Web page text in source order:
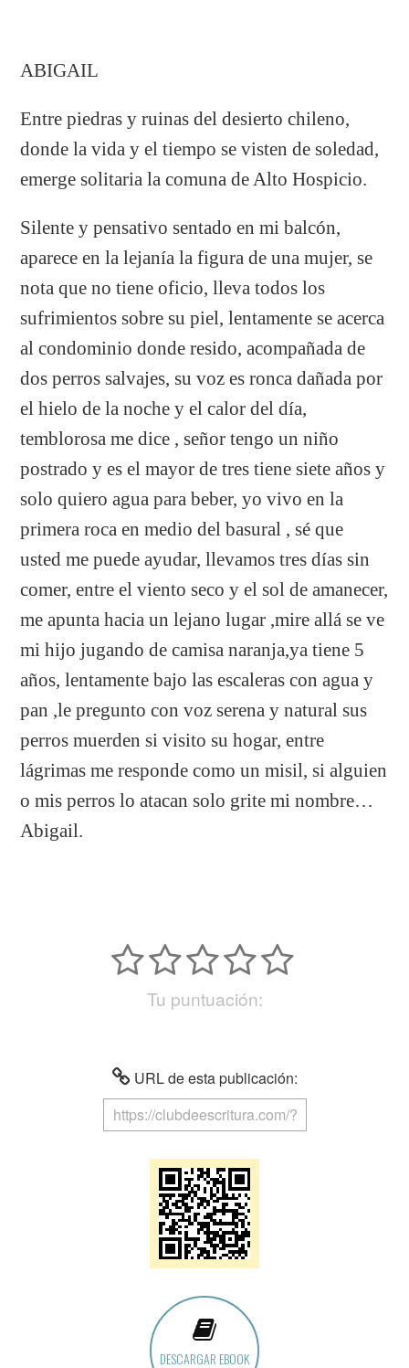
ABIGAIL
Entre piedras y ruinas del desierto chileno,
donde la vida y el tiempo se visten de soledad,
emerge solitaria la comuna de Alto Hospicio.
Silente y pensativo sentado en mi balcón,
aparece en la lejanía la figura de una mujer, se
nota que no tiene oficio, lleva todos los
sufrimientos sobre su piel, lentamente se acerca
al condominio donde resido, acompañada de
dos perros salvajes, su voz es ronca dañada por
el hielo de la noche y el calor del día,
temblorosa me dice , señor tengo un niño
postrado y es el mayor de tres tiene siete años y
solo quiero agua para beber, yo vivo en la
primera roca en medio del basural , sé que
usted me puede ayudar, llevamos tres días sin
comer, entre el viento seco y el sol de amanecer,
me apunta hacia un lejano lugar ,mire allá se ve
mi hijo jugando de camisa naranja,ya tiene 5
años, lentamente bajo las escaleras con agua y
pan ,le pregunto con voz serena y natural sus
perros muerden si visito su hogar, entre
lágrimas me responde como un misil, si alguien
o mis perros lo atacan solo grite mi nombre…
Abigail.
Tu puntuación:
URL de esta publicación:
DESCARGAR EBOOK